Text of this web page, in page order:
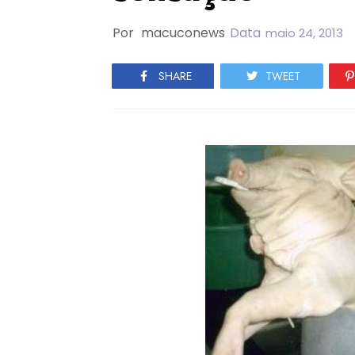
Por macuconews Data maio 24, 2013
SHARE TWEET